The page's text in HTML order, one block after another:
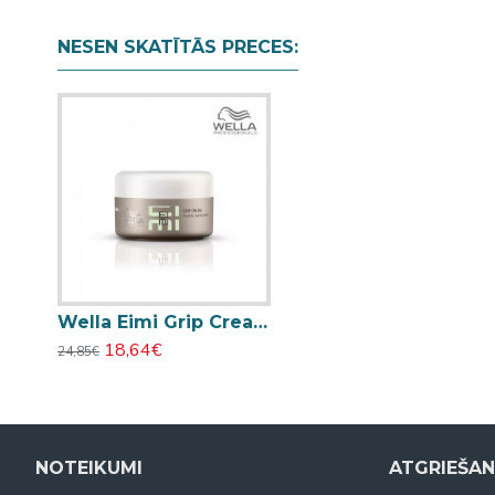
NESEN SKATĪTĀS PRECES:
Wella Eimi Grip Cream matu veidošanas krēms 75ml
24,85€ 18,64€
NOTEIKUMI